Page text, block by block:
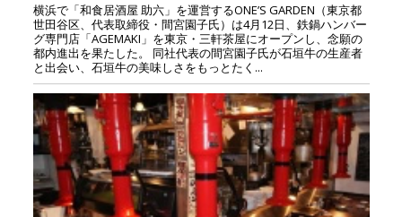
横浜で「和食居酒屋 助六」を運営するONE’S GARDEN（東京都
世田谷区、代表取締役・間宮園子氏）は4月12日、鉄鍋ハンバー
グ専門店「AGEMAKI」を東京・三軒茶屋にオープンし、念願の
都内進出を果たした。 同社代表の間宮園子氏が石垣牛の生産者
と出会い、石垣牛の美味しさをもっとたく...